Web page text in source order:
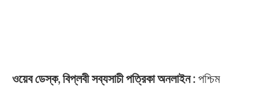
ওয়েব ডেস্ক, বিপ্লবী সব্যসাচী পত্রিকা অনলাইন : পশ্চিম